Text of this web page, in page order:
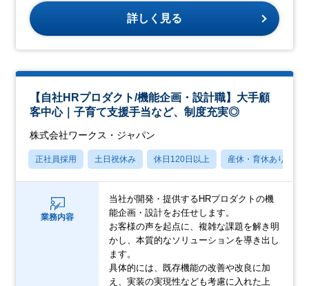
詳しく見る
【自社HRプロダクト/機能企画・設計職】大手顧
客中心｜子育て支援手当など、制度充実◎
株式会社ワークス・ジャパン
正社員採用 土日祝休み 休日120日以上 産休・育休あり
業務内容
当社が開発・提供するHRプロダクトの機
能企画・設計をお任せします。
お客様の声を起点に、複雑な課題を解き明
かし、本質的なソリューションを導き出し
ます。
具体的には、既存機能の改善や改良に加
え、実装の実現性なども考慮に入れた上